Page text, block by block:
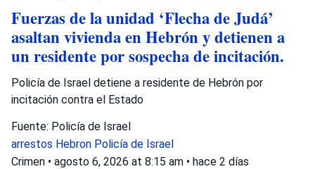
Fuerzas de la unidad ‘Flecha de Judá’
asaltan vivienda en Hebrón y detienen a
un residente por sospecha de incitación.
Policía de Israel detiene a residente de Hebrón por
incitación contra el Estado
Fuente: Policía de Israel
arrestos Hebron Policía de Israel
Crimen • agosto 6, 2026 at 8:15 am • hace 2 días